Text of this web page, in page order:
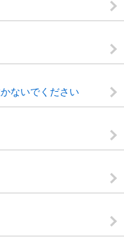
ないでください